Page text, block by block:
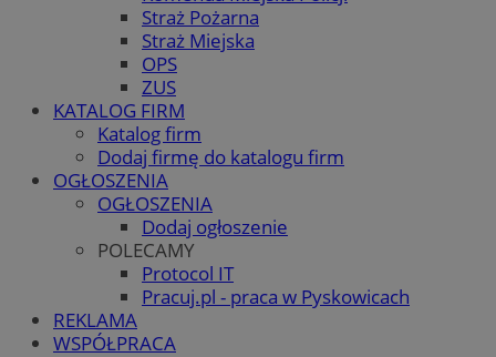
Straż Pożarna
Straż Miejska
OPS
ZUS
KATALOG FIRM
Katalog firm
Dodaj firmę do katalogu firm
OGŁOSZENIA
OGŁOSZENIA
Dodaj ogłoszenie
POLECAMY
Protocol IT
Pracuj.pl - praca w Pyskowicach
REKLAMA
WSPÓŁPRACA